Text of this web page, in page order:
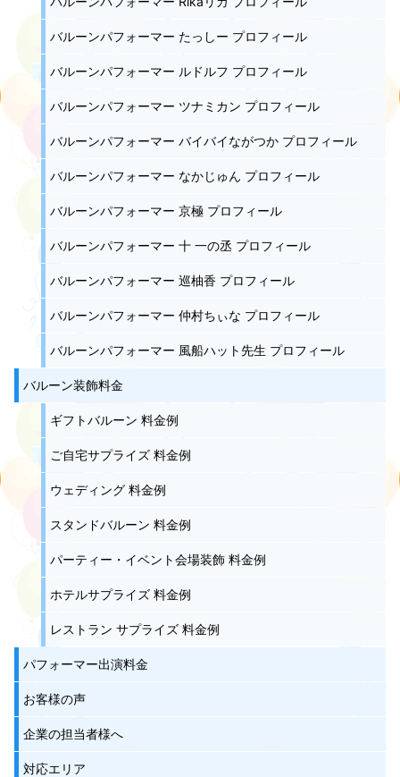
バルーンパフォーマー たっしー プロフィール
バルーンパフォーマー ルドルフ プロフィール
バルーンパフォーマー ツナミカン プロフィール
バルーンパフォーマー バイバイながつか プロフィール
バルーンパフォーマー なかじゅん プロフィール
バルーンパフォーマー 京極 プロフィール
バルーンパフォーマー 十 一の丞 プロフィール
バルーンパフォーマー 巡柚香 プロフィール
バルーンパフォーマー 仲村ちぃな プロフィール
バルーンパフォーマー 風船ハット先生 プロフィール
バルーン装飾料金
ギフトバルーン 料金例
ご自宅サプライズ 料金例
ウェディング 料金例
スタンドバルーン 料金例
パーティー・イベント会場装飾 料金例
ホテルサプライズ 料金例
レストラン サプライズ 料金例
パフォーマー出演料金
お客様の声
企業の担当者様へ
対応エリア